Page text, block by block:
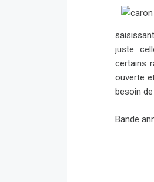
juste:
certains
ouverte
besoin
Bande